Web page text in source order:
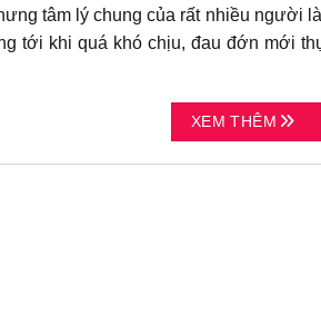
tâm lý chung của rất nhiều người
tới khi quá khó chịu, đau đớn mới
XEM THÊM